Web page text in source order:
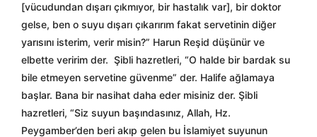
[vücudundan dışarı çıkmıyor, bir hastalık var], bir doktor
gelse, ben o suyu dışarı çıkarırım fakat servetinin diğer
yarısını isterim, verir misin?” Harun Reşid düşünür ve
elbette veririm der. Şibli hazretleri, “O halde bir bardak su
bile etmeyen servetine güvenme” der. Halife ağlamaya
başlar. Bana bir nasihat daha eder misiniz der. Şibli
hazretleri, “Siz suyun başındasınız, Allah, Hz.
Peygamber’den beri akıp gelen bu İslamiyet suyunun